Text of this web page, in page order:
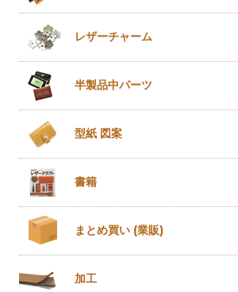
レザーチャーム
半製品中パーツ
型紙 図案
書籍
まとめ買い (業販)
加工